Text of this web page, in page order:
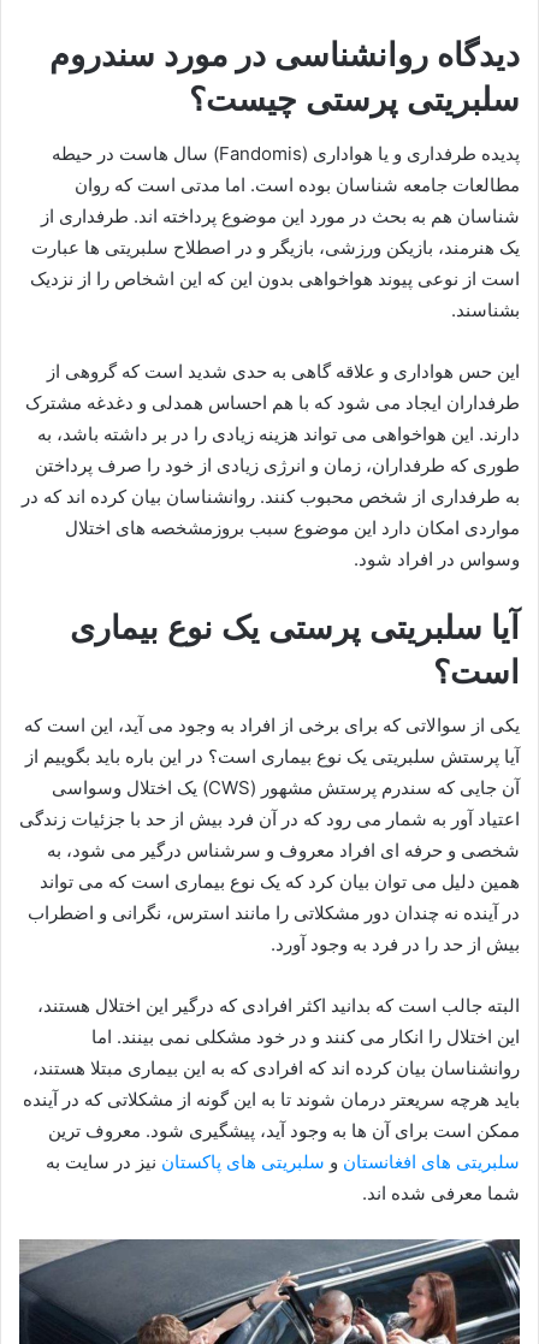
دیدگاه روانشناسی در مورد سندروم
سلبریتی پرستی چیست؟
پدیده طرفداری و یا هواداری (Fandomis) سال‌ هاست در حیطه
مطالعات جامعه شناسان بوده است. اما مدتی است که روان
شناسان هم به بحث در مورد این موضوع پرداخته اند. طرفداری از
یک هنرمند، بازیکن ورزشی، بازیگر و در اصطلاح سلبریتی‌ ها عبارت
است از نوعی پیوند هواخواهی بدون این که این اشخاص را از نزدیک
بشناسند.
این حس هواداری و علاقه گاهی به حدی شدید است که گروهی از
طرفداران ایجاد می‌ شود که با هم احساس همدلی و دغدغه مشترک
دارند. این هواخواهی می‌ تواند هزینه زیادی را در بر داشته باشد، به
طوری که طرفداران، زمان و انرژی زیادی از خود را صرف پرداختن
به طرفداری از شخص محبوب کنند. روانشناسان بیان کرده اند که در
مواردی امکان دارد این موضوع سبب بروزمشخصه‌ های اختلال
وسواس در افراد شود.
آیا سلبریتی پرستی یک نوع بیماری
است؟
یکی از سوالاتی که برای برخی از افراد به وجود می‌ آید، این است که
آیا پرستش سلبریتی یک نوع بیماری است؟ در این باره باید بگوییم از
آن جایی که سندرم پرستش مشهور (CWS) یک اختلال وسواسی
اعتیاد آور به شمار می رود که در آن فرد بیش از حد با جزئیات زندگی
شخصی و حرفه ای افراد معروف و سرشناس درگیر می شود، به
همین دلیل می توان بیان کرد که یک نوع بیماری است که می تواند
در آینده نه چندان دور مشکلاتی را مانند استرس، نگرانی و اضطراب
بیش از حد را در فرد به وجود آورد.
البته جالب است که بدانید اکثر افرادی که درگیر این اختلال هستند،
این اختلال را انکار می کنند و در خود مشکلی نمی بینند. اما
روانشناسان بیان کرده اند که افرادی که به این بیماری مبتلا هستند،
باید هرچه سریعتر درمان شوند تا به این گونه از مشکلاتی که در آینده
ممکن است برای آن ها به وجود آید، پیشگیری شود. معروف ترین
سلبریتی های افغانستان و سلبریتی های پاکستان نیز در سایت به
شما معرفی شده اند.